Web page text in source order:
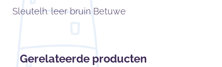
Sleutelh. leer bruin Betuwe
Gerelateerde producten